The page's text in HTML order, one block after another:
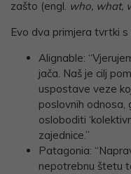
zašto (engl. who, what,
Evo dva primjera tvrtki
Alignable:
jača. Naš je cilj
uspostave veze
poslovnih odnosa,
osloboditi
zajednice.”
Patagonia:
nepotrebnu štetu